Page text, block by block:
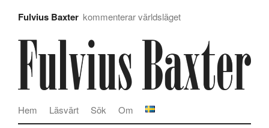
Fulvius Baxter kommenterar världsläget
Om
Sök
Läsvärt
Hem